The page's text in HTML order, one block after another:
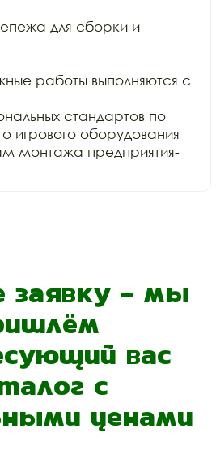
для сборки и
работы выполняются с
стандартов по
игрового оборудования
монтажа предприятия-
заявку - мы
вас
с
ценами